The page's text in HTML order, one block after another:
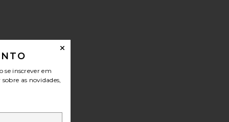
se inscrever em
as novidades,